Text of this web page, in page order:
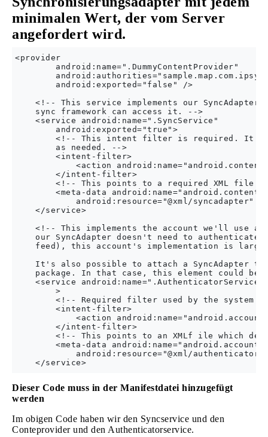
minimalen Wert, der vom Server
angefordert wird.
<provider
        android:name=".DummyContentProvider"
        android:exported="false" />
<!-- This service implements our
    sync framework can access it. -->
    <service android:name=".SyncService"
        android:exported="true">
<!-- This intent filter is required. It
        as needed. -->
        <intent-filter>
<action
        </intent-filter>
<!-- This points to a required XML file
<meta-data
android:resource="@xml/syncadapter" /
    </service>
<!-- This implements the account we'll use
our SyncAdapter doesn't need to authenticate
feed), this account's implementation is
It's also possible to attach a SyncAdapter
package. In that case, this element could be
    <service android:name=".AuthenticatorService"
        >
<!-- Required filter used by the system
        <intent-filter>
<action
        </intent-filter>
<!-- This points to an XMLf ile which
<meta-data
android:resource="@xml/authenticator"
Dieser Code muss in der Manifestdatei hinzugefügt
werden
Im obigen Code haben wir den Syncservice und den
Conteprovider und den Authenticatorservice.